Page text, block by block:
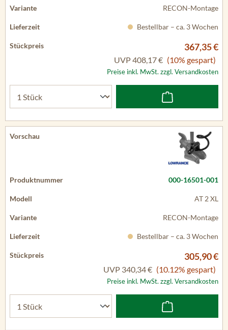
RECON-Montage
Bestellbar – ca. 3 Wochen
367,35 €
UVP408,17 € (10% gespart)
Preise inkl. MwSt. zzgl. Versandkosten
000-16501-001
AT 2 XL
RECON-Montage
Bestellbar – ca. 3 Wochen
305,90 €
UVP 340,34 € (10.12% gespart)
Preise inkl. MwSt. zzgl. Versandkosten